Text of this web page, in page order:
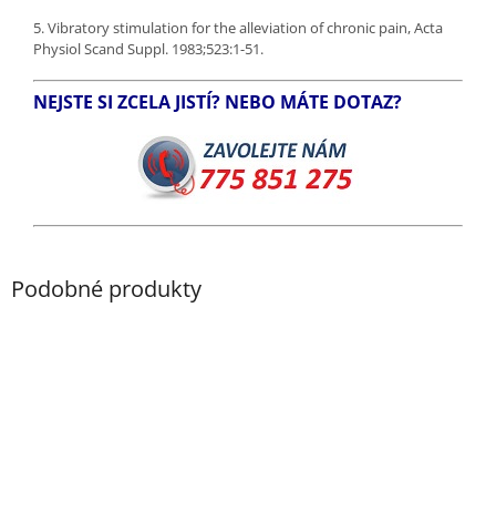
5. Vibratory stimulation for the alleviation of chronic pain, Acta
Physiol Scand Suppl. 1983;523:1-51.
NEJSTE SI ZCELA JISTÍ? NEBO MÁTE DOTAZ?
Podobné produkty